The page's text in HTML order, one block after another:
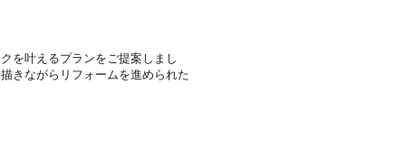
を叶えるプランをご提案しまし
きながらリフォームを進められた